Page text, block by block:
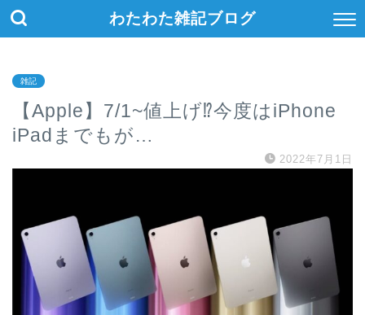
わたわた雑記ブログ
雑記
【Apple】7/1~値上げ⁉今度はiPhone
iPadまでもが…
2022年7月1日